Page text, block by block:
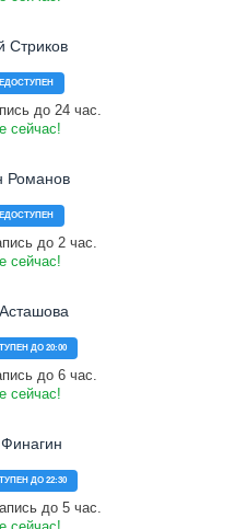
Стриков
до 24 час.
сейчас!
Романов
до 2 час.
сейчас!
ДО 20:00
до 6 час.
сейчас!
ДО 22:30
до 5 час.